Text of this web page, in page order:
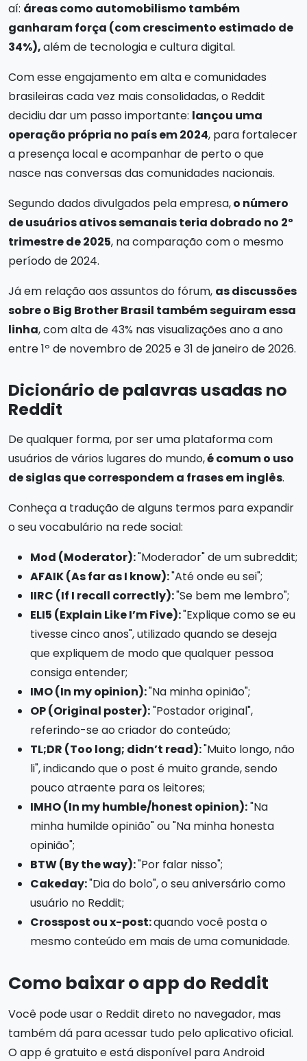
aí: áreas como automobilismo também
ganharam força (com crescimento estimado de
34%),além de tecnologia e cultura digital.
Com esse engajamento em alta e comunidades
brasileiras cada vez mais consolidadas, o Reddit
decidiu dar um passo importante: lançou uma
operação própria no país em 2024, para fortalecer
a presença local e acompanhar de perto o que
nasce nas conversas das comunidades nacionais.
Segundo dados divulgados pela empresa,o número
de usuários ativos semanais teria dobrado no 2º
trimestre de 2025, na comparação com o mesmo
período de 2024.
Já em relação aos assuntos do fórum, as discussões
sobre o Big Brother Brasil também seguiram essa
linha, com alta de 43% nas visualizações ano a ano
entre 1º de novembro de 2025 e 31 de janeiro de 2026.
Dicionário de palavras usadas no
Reddit
De qualquer forma, por ser uma plataforma com
usuários de vários lugares do mundo,é comum o uso
de siglas que correspondem a frases em inglês.
Conheça a tradução de alguns termos para expandir
o seu vocabulário na rede social:
Mod (Moderator):"Moderador" de um subreddit;
AFAIK (As far as I know):"Até onde eu sei";
IIRC (If I recall correctly):"Se bem me lembro";
ELI5 (Explain Like I’m Five):"Explique como se eu
tivesse cinco anos", utilizado quando se deseja
que expliquem de modo que qualquer pessoa
consiga entender;
IMO (In my opinion):"Na minha opinião";
OP (Original poster):"Postador original",
referindo-se ao criador do conteúdo;
TL;DR (Too long; didn’t read):"Muito longo, não
li", indicando que o post é muito grande, sendo
pouco atraente para os leitores;
IMHO (In my humble/honest opinion):"Na
minha humilde opinião" ou "Na minha honesta
opinião";
BTW (By the way):"Por falar nisso";
Cakeday:"Dia do bolo", o seu aniversário como
usuário no Reddit;
Crosspost ou x-post:quando você posta o
mesmo conteúdo em mais de uma comunidade.
Como baixar o app do Reddit
Você pode usar o Reddit direto no navegador, mas
também dá para acessar tudo pelo aplicativo oficial.
O app é gratuito e está disponível para Android